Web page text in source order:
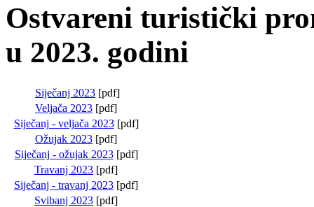
Ostvareni turistički
u 2023. godini
Siječanj 2023 [pdf]
Veljača 2023 [pdf]
Siječanj - veljača 2023[pdf]
Ožujak 2023 [pdf]
Siječanj - ožujak 2023[pdf]
Travanj 2023 [pdf]
Siječanj - travanj 2023 [pdf]
Svibanj 2023 [pdf]